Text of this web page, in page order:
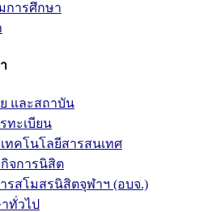
การศึกษา
และสถาบัน
ทะเบียน
ทคโนโลยีสารสนเทศ
จการนิสิต
รสโมสรนิสิตจุฬาฯ (อบจ.)
ทั่วไป